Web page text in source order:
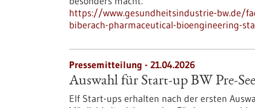
https://www.gesundheitsindustrie-bw.de/
biberach-pharmaceutical-bioengineering-
Pressemitteilung - 21.04.2026
Auswahl für Start-up BW Pre-
Elf Start-ups erhalten nach der ersten